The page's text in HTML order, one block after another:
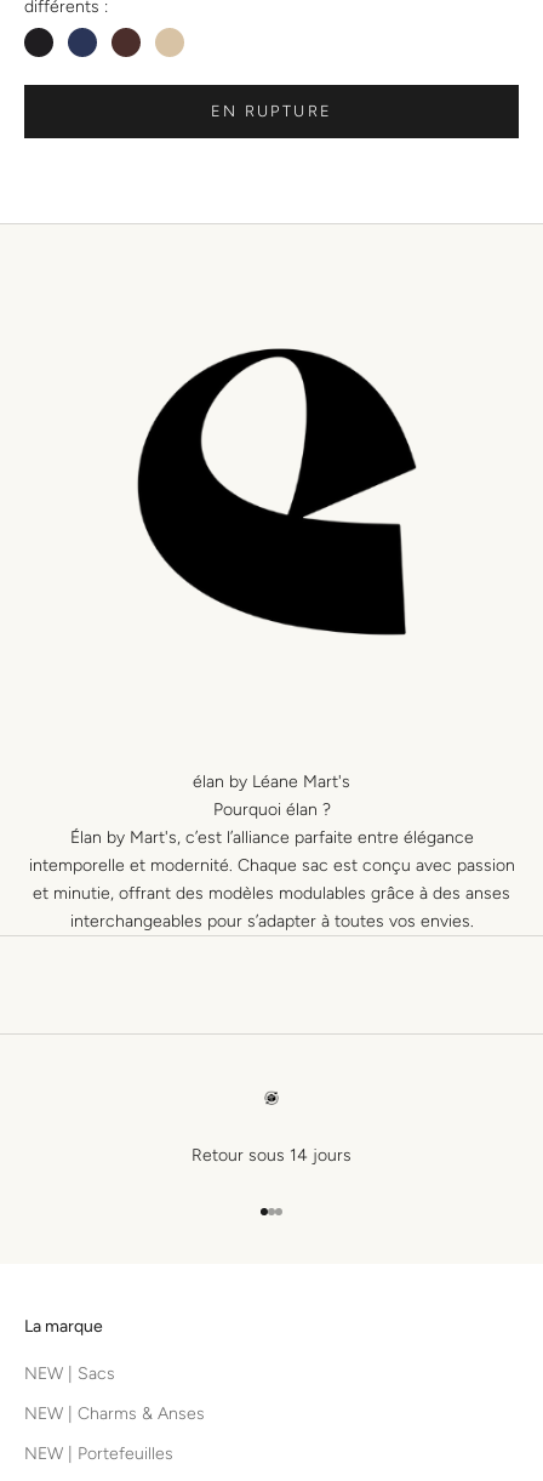
différents :
EN RUPTURE
élan by Léane Mart's
Pourquoi élan ?
Élan by Mart's, c’est l’alliance parfaite entre élégance
intemporelle et modernité. Chaque sac est conçu avec passion
et minutie, offrant des modèles modulables grâce à des anses
interchangeables pour s’adapter à toutes vos envies.
Retour sous 14 jours
Aller à l'élément 1
Aller à l'élément 2
Aller à l'élément 3
La marque
NEW | Sacs
NEW | Charms & Anses
NEW | Portefeuilles